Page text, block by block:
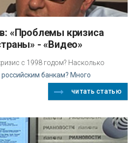
- «Видео»
с 1998 годом? Насколько
банкам? Много
читать статью